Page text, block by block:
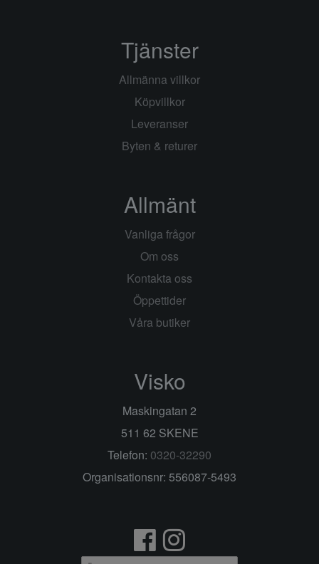
Tjänster
Allmänna villkor
Köpvillkor
Leveranser
Byten & returer
Allmänt
Vanliga frågor
Om oss
Kontakta oss
Öppettider
Våra butiker
Visko
Maskingatan 2
511 62 SKENE
Telefon: 0320-32290
Organisationsnr: 556087-5493